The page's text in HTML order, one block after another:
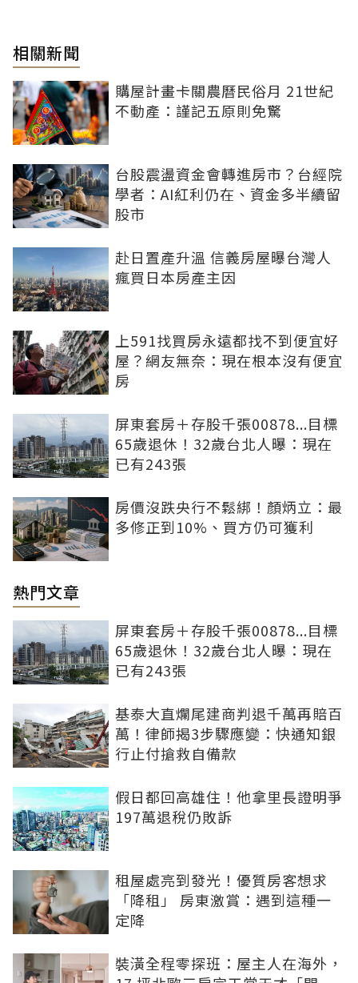
相關新聞
購屋計畫卡關農曆民俗月 21世紀
不動產：謹記五原則免驚
台股震盪資金會轉進房市？台經院
學者：AI紅利仍在、資金多半續留
股市
赴日置產升溫 信義房屋曝台灣人
瘋買日本房產主因
上591找買房永遠都找不到便宜好
屋？網友無奈：現在根本沒有便宜
房
屏東套房＋存股千張00878...目標
65歲退休！32歲台北人曝：現在
已有243張
房價沒跌央行不鬆綁！顏炳立：最
多修正到10%、買方仍可獲利
熱門文章
屏東套房＋存股千張00878...目標
65歲退休！32歲台北人曝：現在
已有243張
基泰大直爛尾建商判退千萬再賠百
萬！律師揭3步驟應變：快通知銀
行止付搶救自備款
假日都回高雄住！他拿里長證明爭
197萬退稅仍敗訴
租屋處亮到發光！優質房客想求
「降租」 房東激賞：遇到這種一
定降
裝潢全程零探班：屋主人在海外，